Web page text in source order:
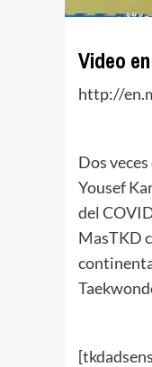
Video
http://
Dos
Yousef
del
MasTKD